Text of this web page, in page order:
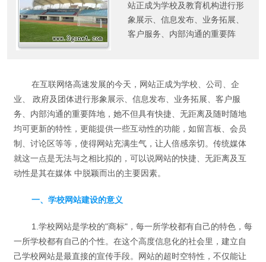
站正成为学校及教育机构进行形
象展示、信息发布、业务拓展、
客户服务、内部沟通的重要阵
板、会员制、讨论区等等，使得
网站充满生气，让人倍感亲切。
在互联网络高速发展的今天，网站正成为学校、公司、企
业、 政府及团体进行形象展示、信息发布、业务拓展、客户服
务、内部沟通的重要阵地，她不但具有快捷、无距离及随时随地
均可更新的特性，更能提供一些互动性的功能，如留言板、会员
制、讨论区等等，使得网站充满生气，让人倍感亲切。传统媒体
就这一点是无法与之相比拟的，可以说网站的快捷、无距离及互
动性是其在媒体 中脱颖而出的主要因素。
一、学校网站建设的意义
1.学校网站是学校的"商标"，每一所学校都有自己的特色，每
一所学校都有自己的个性。在这个高度信息化的社会里，建立自
己学校网站是最直接的宣传手段。网站的超时空特性，不仅能让